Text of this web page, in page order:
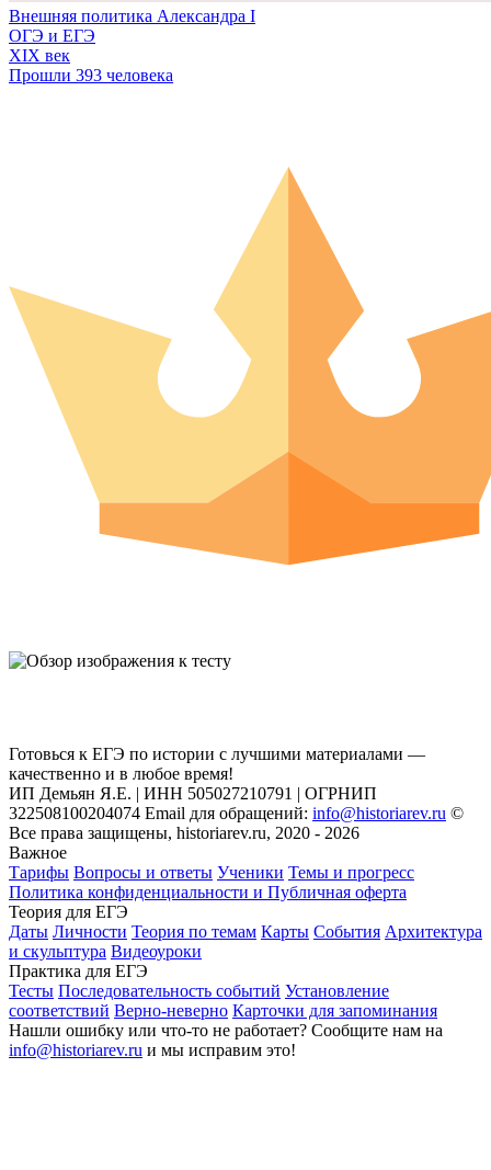
Внешняя политика Александра I
ОГЭ и ЕГЭ
XIX век
Прошли 393 человека
Готовься к ЕГЭ по истории с лучшими материалами —
качественно и в любое время!
ИП Демьян Я.Е. | ИНН 505027210791 | ОГРНИП
322508100204074 Email для обращений: info@historiarev.ru ©
Все права защищены, historiarev.ru, 2020 - 2026
Важное
Тарифы Вопросы и ответы Ученики Темы и прогресс
Политика конфиденциальности и Публичная оферта
Теория для ЕГЭ
Даты Личности Теория по темам Карты События Архитектура
и скульптура Видеоуроки
Практика для ЕГЭ
Тесты Последовательность событий Установление
соответствий Верно-неверно Карточки для запоминания
Нашли ошибку или что-то не работает? Сообщите нам на
info@historiarev.ru и мы исправим это!